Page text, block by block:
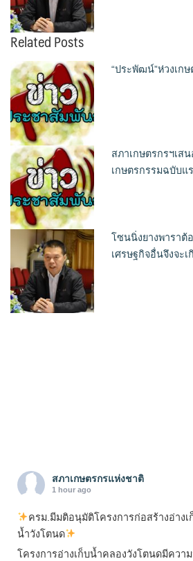
Related Posts
“ประพัฒน์”ห่วงเก
สภาเกษตรกรฯเส
เกษตรกรรมฉบับ
โซนนิ่งยางพาราต้
เศรษฐกิจอื่นจึงจะ
สภาเกษตรกรแห่งชาติ
1 hour ago
ครม.มีมติอนุมัติโครงการก่อสร้างอ่างเ
น้ำวังโตนด
โครงการอ่างเก็บน้ำคลองวังโตนดมีควา